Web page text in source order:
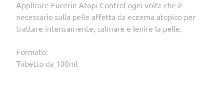
Applicare Eucerin Atopi Control ogni volta che è
necessario sulla pelle affetta da eczema atopico per
trattare intensamente, calmare e lenire la pelle.
Formato:
Tubetto da 100ml